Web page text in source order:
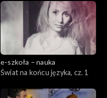
e-szkoła – nauka
Świat na końcu języka, cz. 1